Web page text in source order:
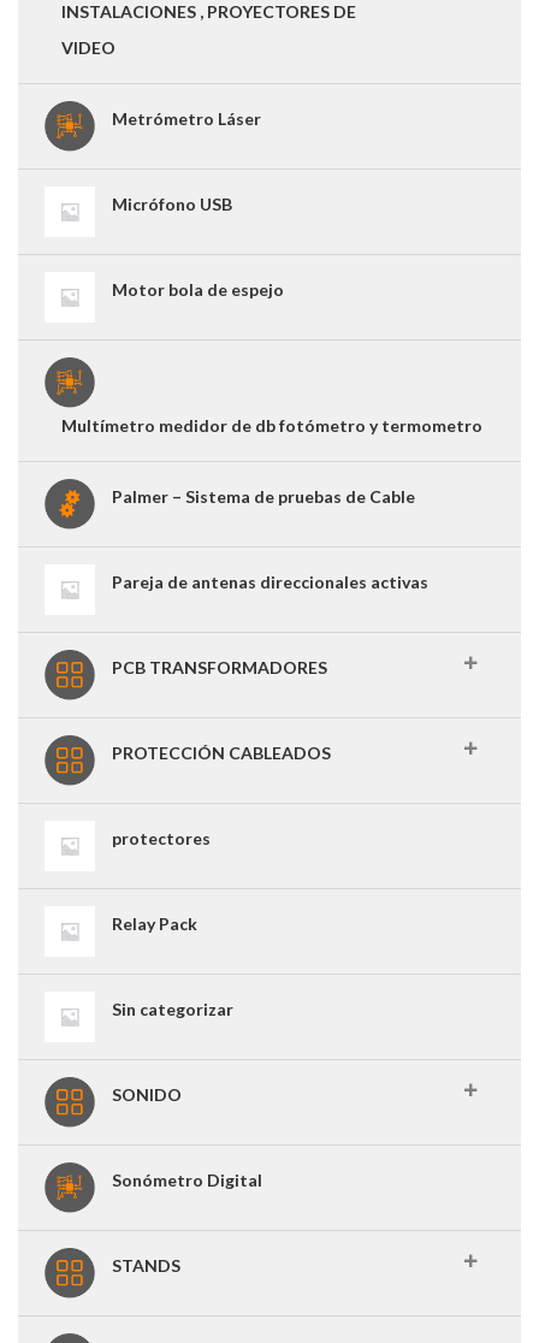
INSTALACIONES , PROYECTORES DE
VIDEO
Metrómetro Láser
Micrófono USB
Motor bola de espejo
Multímetro medidor de db fotómetro y termometro
Palmer – Sistema de pruebas de Cable
Pareja de antenas direccionales activas
PCB TRANSFORMADORES
PROTECCIÓN CABLEADOS
protectores
Relay Pack
Sin categorizar
SONIDO
Sonómetro Digital
STANDS